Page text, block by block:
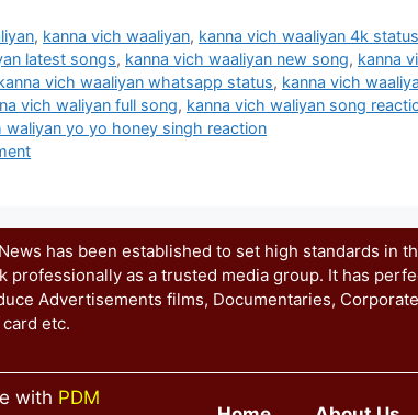
, kanna vich waaliyan, kanna vich waaliyan 4k status
latest songs, kanna vich waaliyan new song, kanna
vich waaliyan whatsapp status, kanna vich
vich waliyan full song, kanna vich waliyan song
waliyan yo yo honey singh reaction
has been established to set high standards in
professionally as a trusted media group. It has
Advertisements films, Documentaries,
etc.
with PDM